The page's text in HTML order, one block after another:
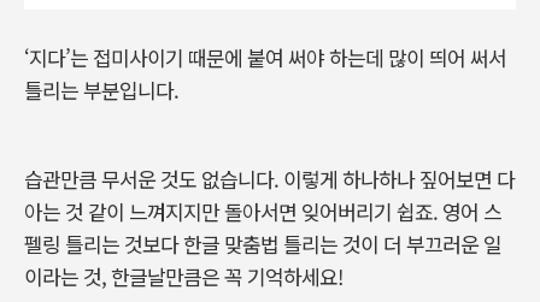
‘지다’는 접미사이기 때문에 붙여 써야 하는데 많이 띄어 써서
틀리는 부분입니다.
습관만큼 무서운 것도 없습니다. 이렇게 하나하나 짚어보면 다
아는 것 같이 느껴지지만 돌아서면 잊어버리기 쉽죠. 영어 스
펠링 틀리는 것보다 한글 맞춤법 틀리는 것이 더 부끄러운 일
이라는 것, 한글날만큼은 꼭 기억하세요!